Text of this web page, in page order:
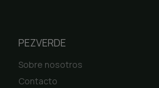
PEZVERDE
Sobre nosotros
Contacto